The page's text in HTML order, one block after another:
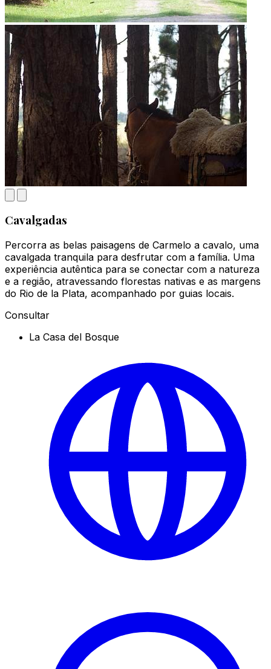
Cavalgadas
Percorra as belas paisagens de Carmelo a cavalo, uma
cavalgada tranquila para desfrutar com a família. Uma
experiência autêntica para se conectar com a natureza
e a região, atravessando florestas nativas e as margens
do Rio de la Plata, acompanhado por guias locais.
Consultar
La Casa del Bosque